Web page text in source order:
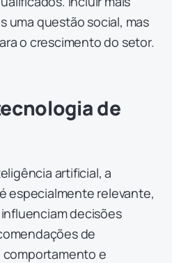
uma questão social, mas
o crescimento do setor.
de
artificial, a
especialmente relevante,
decisões
de
e